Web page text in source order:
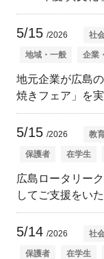
5/15 /2026 社
地域・一般 企業
地元企業が広島
焼きフェア」を実
5/15 /2026 教
保護者 在学生
広島ロータリー
してご支援をい
5/14 /2026 社
保護者 在学生